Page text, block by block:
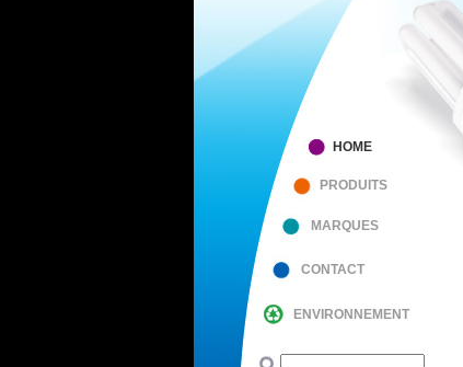
HOME
PRODUITS
MARQUES
CONTACT
ENVIRONNEMENT